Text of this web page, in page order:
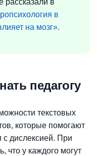
рассказали в
в
на мозг».
педагогу
текстовых
которые помогают
с дислексией. При
что у каждого могут